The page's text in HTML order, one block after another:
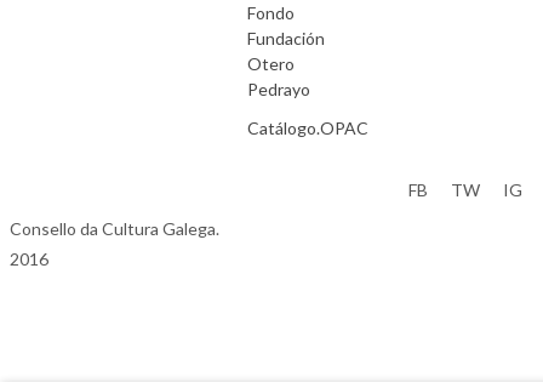
Fondo
Fundación
Otero
Pedrayo
Catálogo.OPAC
Consello da Cultura Galega.
2016
FB TW IG